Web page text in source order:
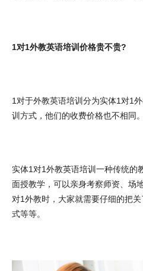
1对1外教英语培训价格贵不贵?
1对于外教英语培训分为实体1对1
训方式，他们的收费价格也不相
实体1对1外教英语培训一种传统的
面授教学，可以亲身考察师资、场
对1外教时，大家就需要仔细的把
式等等。